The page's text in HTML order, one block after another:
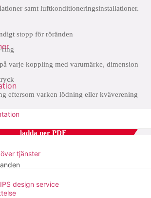
tjänster
design service
samt luftkonditioneringsinstallationer.
stopp för röränden
ring
varje koppling med varumärke, dimension
eftersom varken lödning eller kväverening
ladda ner PDF
dela med sig: